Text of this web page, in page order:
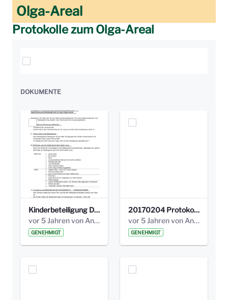
Olga-Areal
Protokolle zum Olga-Areal
Elemente auswählen
DOKUMENTE
Kinderbeteiligung Dez. 17 _Abstimmung Klettergerüst.pdf
vor 5 Jahren von Anni Schlumberger
GENEHMIGT
20170204 Protokoll Workshop 2 Promenade Schloßstraße (1).pdf
vor 5 Jahren von Anni Schlumberger
GENEHMIGT